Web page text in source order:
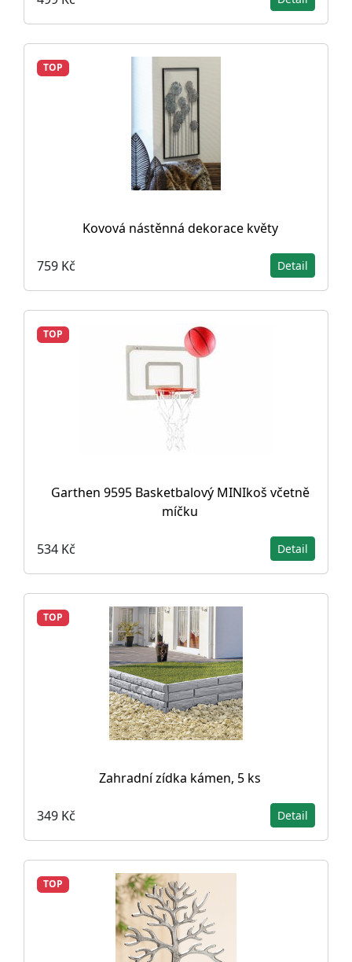
TOP
Kovová nástěnná dekorace květy
759 Kč Detail
TOP
Garthen 9595 Basketbalový MINIkoš včetně
míčku
534 Kč Detail
TOP
Zahradní zídka kámen, 5 ks
349 Kč Detail
TOP